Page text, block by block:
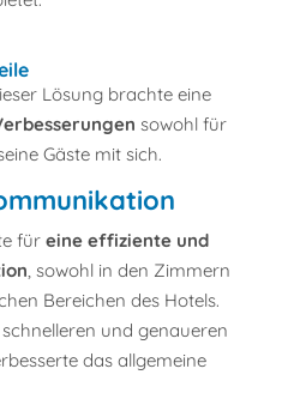
Lösung brachte eine
sowohl für
Gäste mit sich.
für eine effiziente und
, sowohl in den Zimmern
Bereichen des Hotels.
und genaueren
das allgemeine